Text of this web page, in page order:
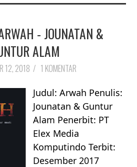
- JOUNATAN &
ALAM
12, 2018 / 1 KOMENTAR
Judul: Arwah Penulis:
Jounatan & Guntur
Alam Penerbit: PT
Elex Media
Komputindo Terbit:
Desember 2017